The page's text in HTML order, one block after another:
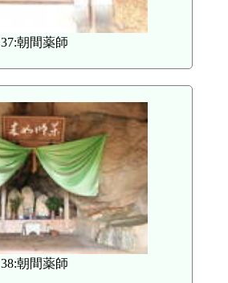
37:朝間薬師
38:朝間薬師